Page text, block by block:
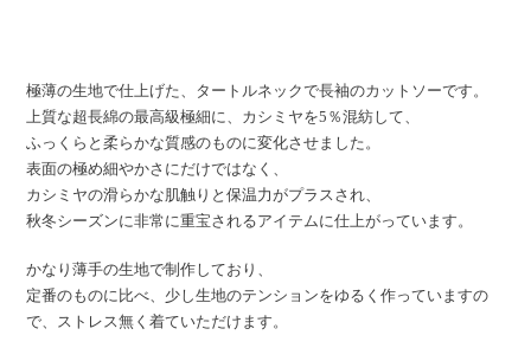
極薄の生地で仕上げた、タートルネックで長袖のカットソーです。
上質な超長綿の最高級極細に、カシミヤを5％混紡して、
ふっくらと柔らかな質感のものに変化させました。
表面の極め細やかさにだけではなく、
カシミヤの滑らかな肌触りと保温力がプラスされ、
秋冬シーズンに非常に重宝されるアイテムに仕上がっています。
かなり薄手の生地で制作しており、
定番のものに比べ、少し生地のテンションをゆるく作っていますの
で、ストレス無く着ていただけます。